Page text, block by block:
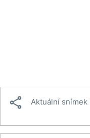
 Aktuální snímek